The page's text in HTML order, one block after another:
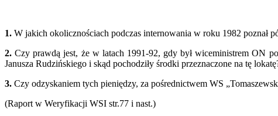
1. W jakich okolicznościach podczas internowania w roku 1982 poznał
2. Czy prawdą jest, że w latach 1991-92, gdy był wiceministrem ON
Janusza Rudzińskiego i skąd pochodziły środki przeznaczone na tę
3. Czy odzyskaniem tych pieniędzy, za pośrednictwem WS
(Raport w Weryfikacji WSI str.77 i nast.)